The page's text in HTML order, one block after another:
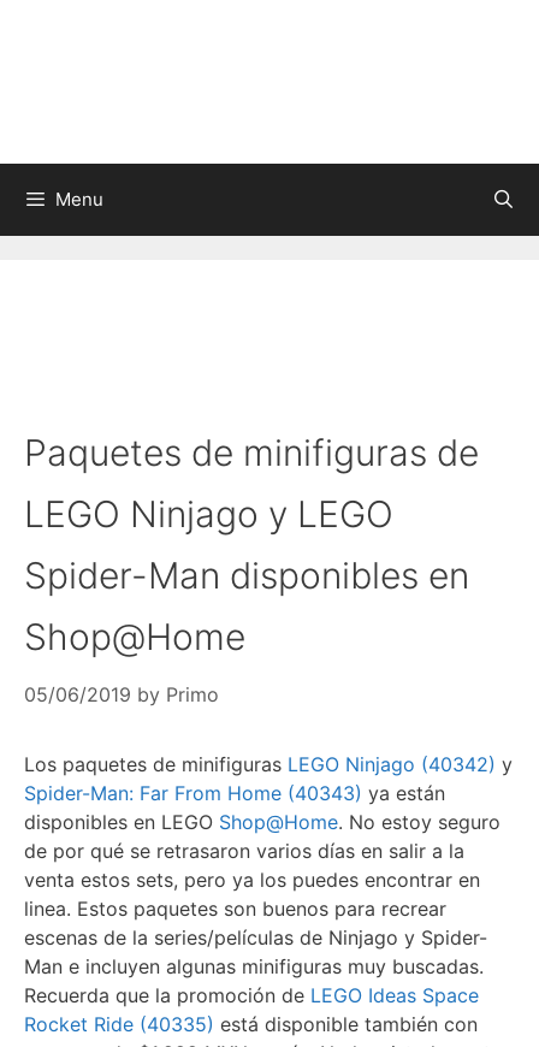
Menu
Paquetes de minifiguras de
LEGO Ninjago y LEGO
Spider-Man disponibles en
Shop@Home
05/06/2019 by Primo
Los paquetes de minifiguras LEGO Ninjago (40342) y
Spider-Man: Far From Home (40343) ya están
disponibles en LEGO Shop@Home. No estoy seguro
de por qué se retrasaron varios días en salir a la
venta estos sets, pero ya los puedes encontrar en
linea. Estos paquetes son buenos para recrear
escenas de la series/películas de Ninjago y Spider-
Man e incluyen algunas minifiguras muy buscadas.
Recuerda que la promoción de LEGO Ideas Space
Rocket Ride (40335) está disponible también con